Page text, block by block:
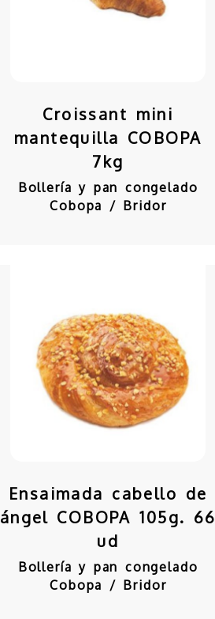
Croissant mini
mantequilla COBOPA
7kg
Bollería y pan congelado
Cobopa / Bridor
Ensaimada cabello de
ángel COBOPA 105g. 66
ud
Bollería y pan congelado
Cobopa / Bridor